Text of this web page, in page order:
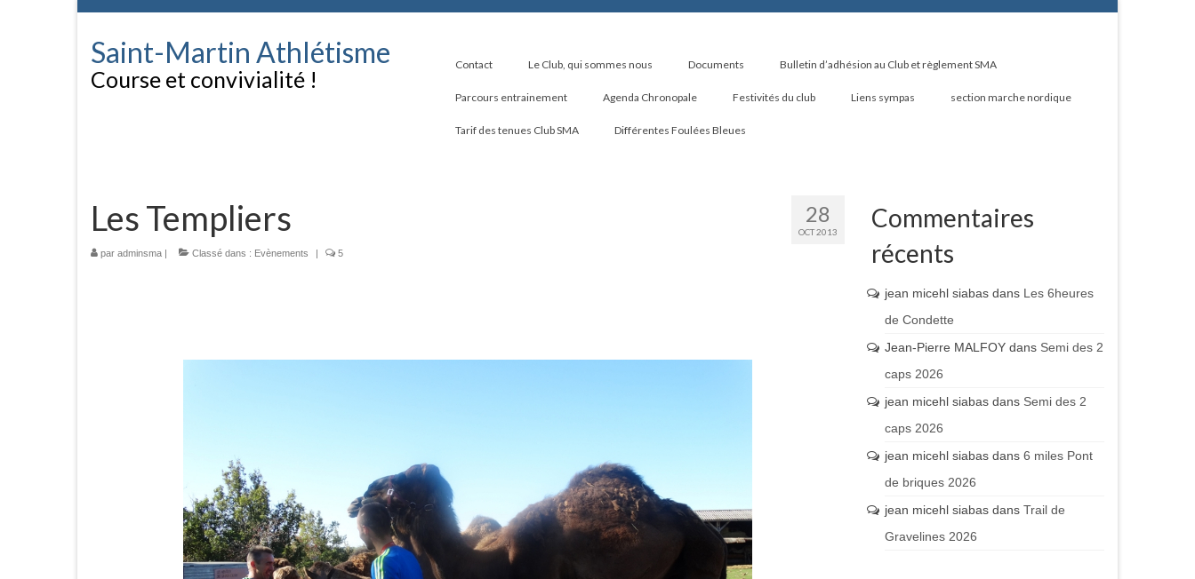
Saint-Martin Athlétisme
Course et convivialité !
Contact Le Club, qui sommes nous Documents Bulletin d’adhésion au Club et règlement SMA
Parcours entrainement Agenda Chronopale Festivités du club Liens sympas section marche nordique
Tarif des tenues Club SMA Différentes Foulées Bleues
28
OCT 2013
Les Templiers
par adminsma | Classé dans : Evènements | 5
Commentaires
récents
jean micehl siabasdans Les 6heures
de Condette
Jean-Pierre MALFOYdans Semi des 2
caps 2026
jean micehl siabasdans Semi des 2
caps 2026
jean micehl siabasdans 6 miles Pont
de briques 2026
jean micehl siabasdans Trail de
Gravelines 2026